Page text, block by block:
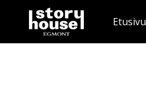
Etusivu